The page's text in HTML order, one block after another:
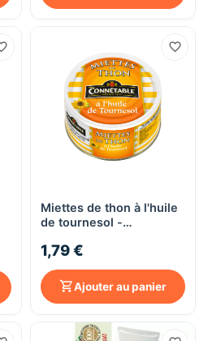
Miettes de thon à l'huile
de tournesol -
1,79 €
Ajouter au panier